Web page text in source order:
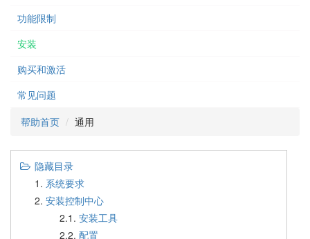
功能限制
安装
购买和激活
常见问题
帮助首页
通用
隐藏目录
系统要求
安装控制中心
2.1. 安装工具
2.2. 配置